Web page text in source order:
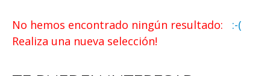
No hemos encontrado ningún resultado: :-(
Realiza una nueva selección!